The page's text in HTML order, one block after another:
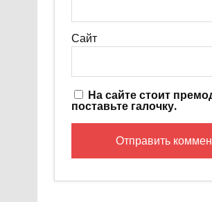
Сайт
На сайте стоит
поставьте галочку.